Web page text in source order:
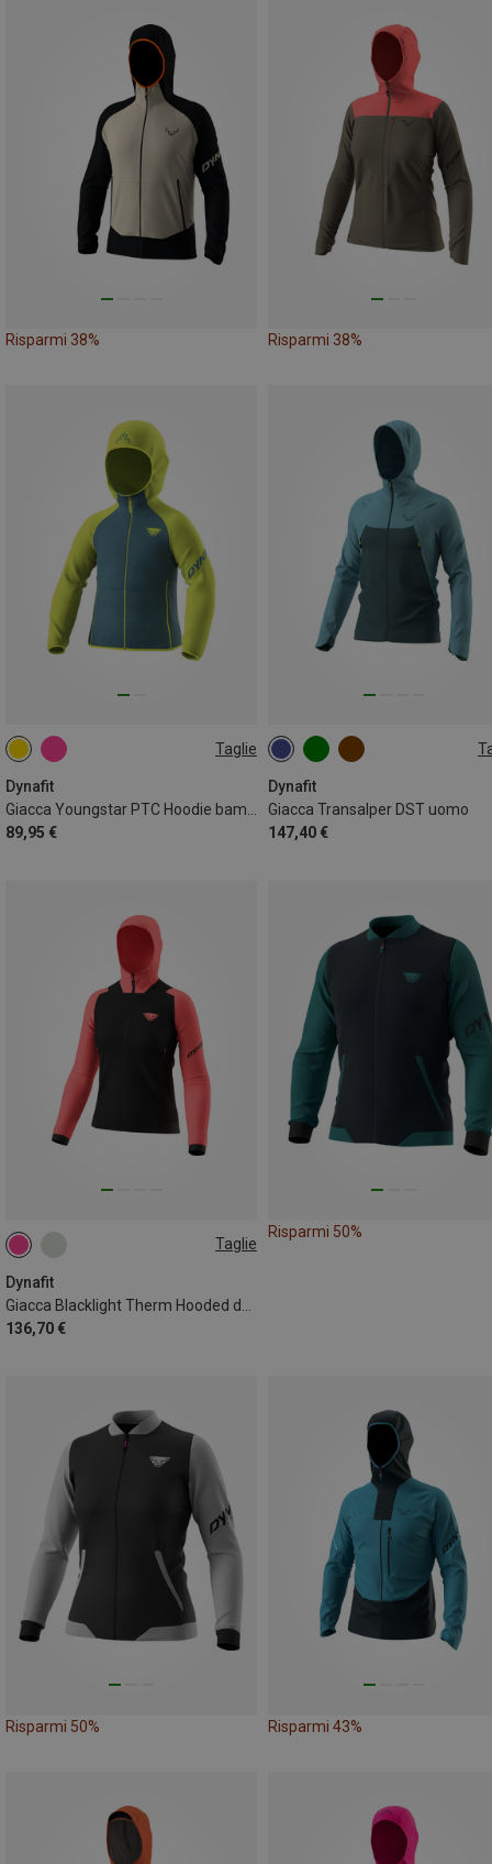
Risparmi 38% Risparmi 38%
Taglie
Dynafit
Giacca Youngstar PTC Hoodie bambino
89,95 €
128
Dynafit
Giacca Transalper DST uomo
147,40 €
S M L
Taglie
Dynafit
136,70 €
XS
Risparmi 50%
Risparmi 50% Risparmi 43%